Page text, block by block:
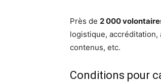
Près de 2 000
logistique, accréditation,
contenus, etc.
Conditions pour